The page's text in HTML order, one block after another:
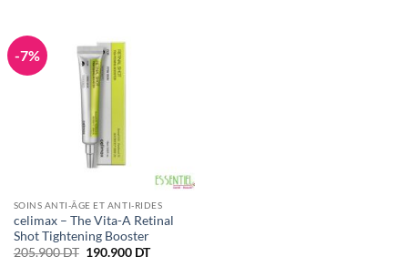
-7%
SOINS ANTI-ÂGE ET ANTI-RIDES
celimax – The Vita-A Retinal
Shot Tightening Booster
205.900DT Le
190.900 DTLe